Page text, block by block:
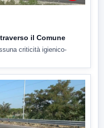
il Comune
criticità igienico-